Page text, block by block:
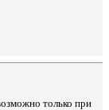
только при